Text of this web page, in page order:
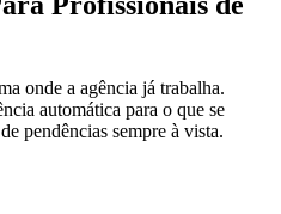
onde a agência já trabalha.
automática para o que se
pendências sempre à vista.